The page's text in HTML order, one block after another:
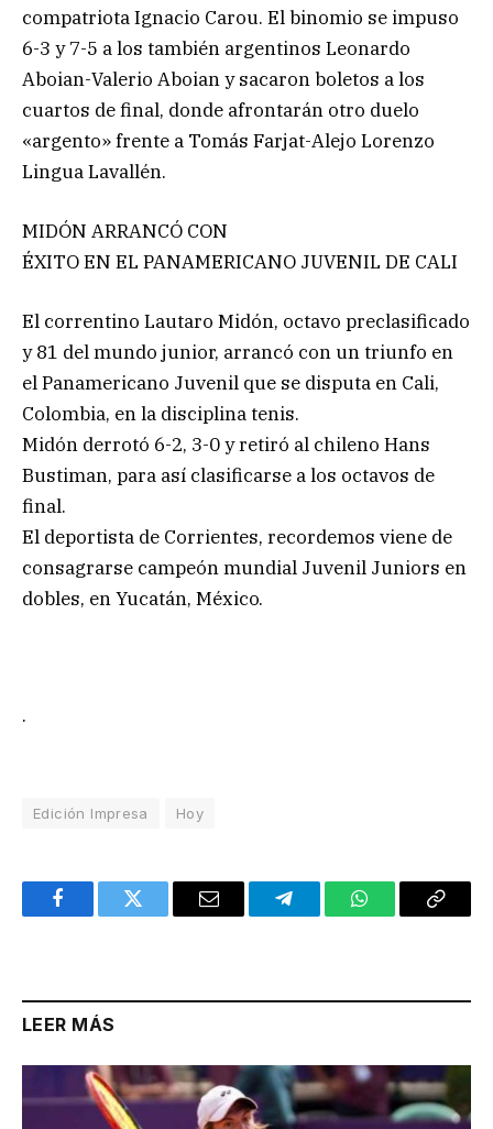
compatriota Ignacio Carou. El binomio se impuso
6-3 y 7-5 a los también argentinos Leonardo
Aboian-Valerio Aboian y sacaron boletos a los
cuartos de final, donde afrontarán otro duelo
«argento» frente a Tomás Farjat-Alejo Lorenzo
Lingua Lavallén.
MIDÓN ARRANCÓ CON
ÉXITO EN EL PANAMERICANO JUVENIL DE CALI
El correntino Lautaro Midón, octavo preclasificado
y 81 del mundo junior, arrancó con un triunfo en
el Panamericano Juvenil que se disputa en Cali,
Colombia, en la disciplina tenis.
Midón derrotó 6-2, 3-0 y retiró al chileno Hans
Bustiman, para así clasificarse a los octavos de
final.
El deportista de Corrientes, recordemos viene de
consagrarse campeón mundial Juvenil Juniors en
dobles, en Yucatán, México.
.
Edición Impresa Hoy
FacebookTwitter Email TelegramWhatsAppCopy
LEER MÁS